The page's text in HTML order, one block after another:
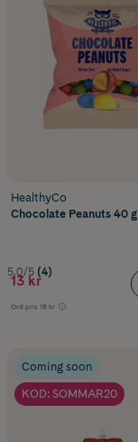
HealthyCo
Chocolate Peanuts 40 g
5.0/5 (4)
13 kr
Ord.pris 16 kr
Coming soon
KOD: SOMMAR20